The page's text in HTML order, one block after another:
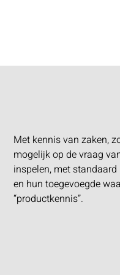
Met kennis van zaken,
mogelijk op de vraag
inspelen, met
en hun toegevoegde
“productkennis”.